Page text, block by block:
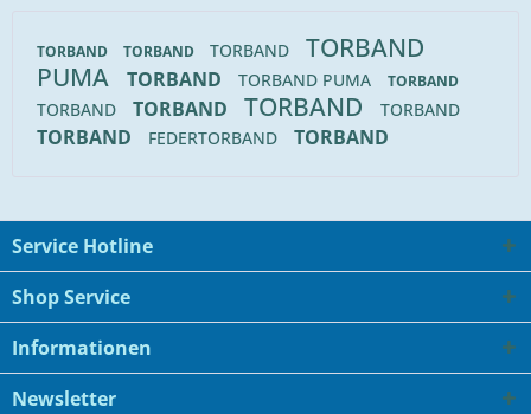
TORBAND TORBAND TORBAND
TORBAND
PUMA
TORBAND TORBAND PUMA TORBAND
TORBAND TORBAND TORBAND TORBAND
TORBAND FEDERTORBAND TORBAND
Service Hotline
Shop Service
Informationen
Newsletter